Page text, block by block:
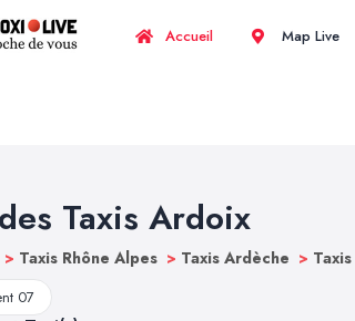
Accueil Map Live
Taxis Ardoix
> Taxis Rhône Alpes > Taxis Ardèche >
07